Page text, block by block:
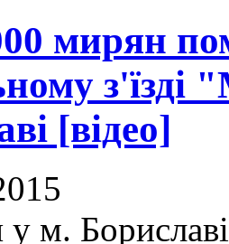
мирян
з'їзді
[відео]
м.